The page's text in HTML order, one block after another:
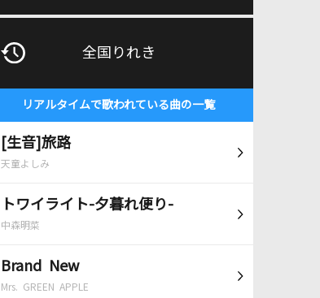
全国りれき
リアルタイムで歌われている曲の一覧
[生音]旅路
天童よしみ
トワイライト-夕暮れ便り-
中森明菜
Brand New
Mrs. GREEN APPLE